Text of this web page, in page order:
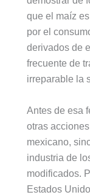
que el maíz
por el
derivados de
frecuente de
irreparable la
Antes de esa
otras
mexicano,
industria de
modificados.
Estados